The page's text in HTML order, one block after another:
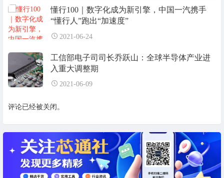
懂行100｜数字化成为新引擎，中国一汽携手
“懂行人”跑出“加速度”
2021-06-24
工信部电子司司长乔跃山：全球半导体产业进
入重大调整期
2021-06-09
评论已经被关闭。